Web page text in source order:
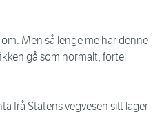
Men så lenge me har denne
gå som normalt, fortel
frå Statens vegvesen sitt lager